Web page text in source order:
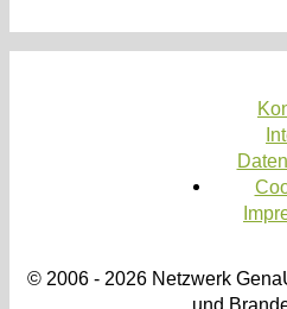
© 2006 - 2026 Netzwerk
und